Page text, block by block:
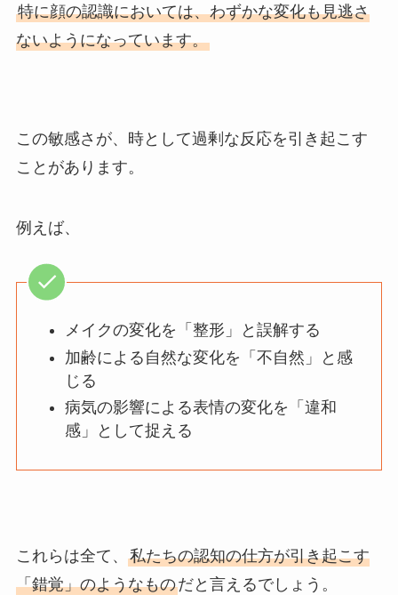
特に顔の認識においては、わずかな変化も見逃さ
ないようになっています。
この敏感さが、時として過剰な反応を引き起こす
ことがあります。
例えば、
メイクの変化を「整形」と誤解する
加齢による自然な変化を「不自然」と感
じる
病気の影響による表情の変化を「違和
感」として捉える
これらは全て、 私たちの認知の仕方が引き起こす
「錯覚」のようなものだと言えるでしょう。